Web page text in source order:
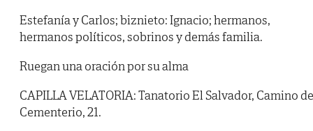
Estefanía y Carlos; biznieto: Ignacio; hermanos,
hermanos políticos, sobrinos y demás familia.
Ruegan una oración por su alma
CAPILLA VELATORIA: Tanatorio El Salvador, Camino
Cementerio, 21.